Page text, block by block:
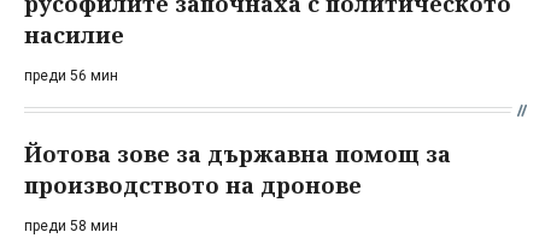
насилие
преди 56 мин
Йотова зове за държавна помощ за
производството на дронове
преди 58 мин